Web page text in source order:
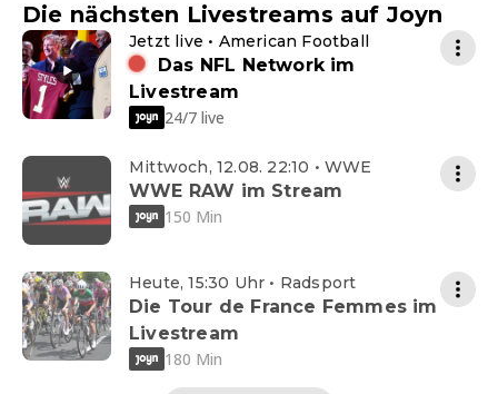
Die nächsten Livestreams auf Joyn
Jetzt live • American Football
Das NFL Network im
Livestream
24/7 live
Mittwoch, 12.08. 22:10 • WWE
WWE RAW im Stream
150 Min
Heute, 15:30 Uhr • Radsport
Die Tour de France Femmes im
Livestream
180 Min